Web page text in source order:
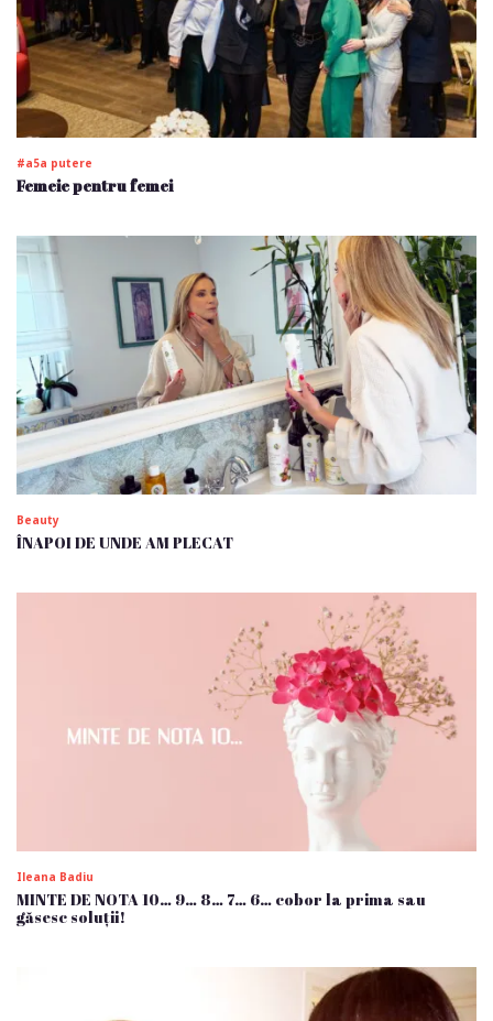
#a5a putere
Femeie pentru femei
Beauty
ÎNAPOI DE UNDE AM PLECAT
Ileana Badiu
MINTE DE NOTA 10… 9… 8… 7… 6… cobor la prima sau
găsesc soluții!